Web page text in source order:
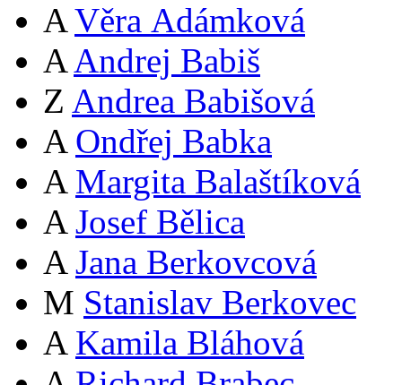
A Věra Adámková
A Andrej Babiš
Z Andrea Babišová
A Ondřej Babka
A Margita Balaštíková
A Josef Bělica
A Jana Berkovcová
M Stanislav Berkovec
A Kamila Bláhová